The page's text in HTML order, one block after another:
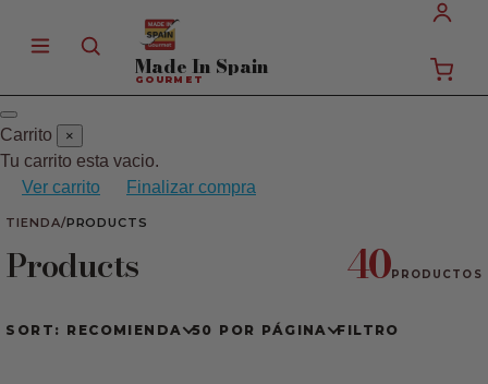
Made In Spain
GOURMET
Carrito ×
Tu carrito esta vacio.
Ver carrito
Finalizar compra
TIENDA/PRODUCTS
Products 40PRODUCTOS
SORT: RECOMIENDA 50 POR PÁGINA FILTRO